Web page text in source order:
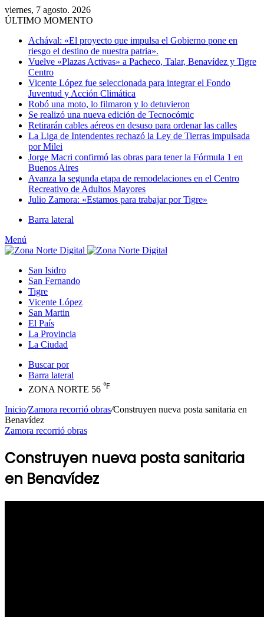
viernes, 7 agosto. 2026
ÚLTIMO MOMENTO
Achával: «El proyecto que impulsa el Gobierno pone en
riesgo el destino de nuestra patria».
Vuelve «Plazas Activas» a Pacheco, Talar, Benavídez y Tigre
Centro
Vicente López fue seleccionada para integrar el Fondo
Juventud y Acción Climática
Robó una moto, lo filmaron y lo detuvieron
Se realizó una nueva edición de Tecnocómic
Retirarán cables aéreos en desuso para ordenar las calles
La Liga de Intendentes rechazó la Ley de Tierras impulsada
por Milei
Jorge Macri confirmó las obras para tener la Fórmula 1 en
Buenos Aires
Avanza la segunda etapa de remodelaciones en el Centro
Recreativo de Adultos Mayores
Julio Zamora: «Estamos para trabajar por Tigre»
Barra lateral
Menú
San Isidro
San Fernando
Tigre
Vicente López
San Martin
El País
La Provincia
La Ciudad
Buscar por
Barra lateral
ZONA NORTE 56 ℉
Inicio/Zamora recorrió obras/Construyen nueva posta sanitaria en
Benavídez
Zamora recorrió obras
Construyen nueva posta sanitaria
en Benavídez